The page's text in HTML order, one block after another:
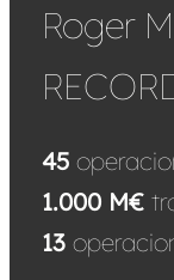
Roger
45
1.000 M€
13